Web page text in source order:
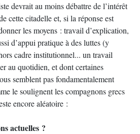
devrait au moins débattre de l’intérêt
cette citadelle et, si la réponse est
les moyens : travail d’explication,
d’appui pratique à des luttes (y
cadre institutionnel... un travail
au quotidien, et dont certaines
semblent pas fondamentalement
le soulignent les compagnons grecs
encore aléatoire :
actuelles ?